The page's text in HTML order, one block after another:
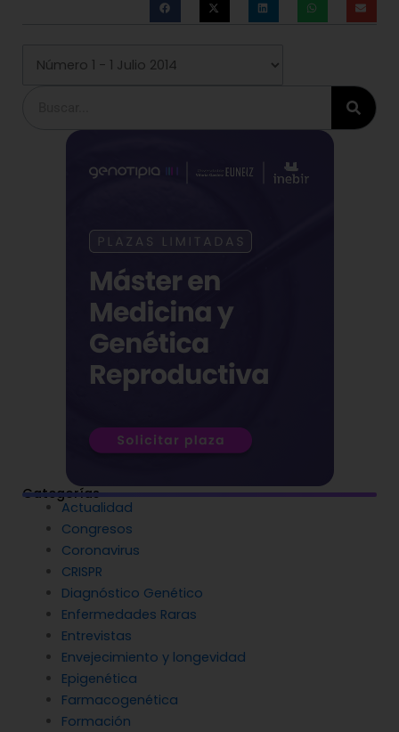
Categorías
Actualidad
Congresos
Coronavirus
CRISPR
Diagnóstico Genético
Enfermedades Raras
Entrevistas
Envejecimiento y longevidad
Epigenética
Farmacogenética
Formación